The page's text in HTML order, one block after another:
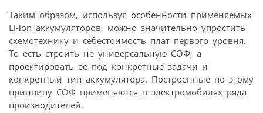
Таким образом, используя особенности применяемых
Li-ion аккумуляторов, можно значительно упростить
схемотехнику и себестоимость плат первого уровня.
То есть строить не универсальную СОФ, а
проектировать ее под конкретные задачи и
конкретный тип аккумулятора. Построенные по этому
принципу СОФ применяются в электромобилях ряда
производителей.